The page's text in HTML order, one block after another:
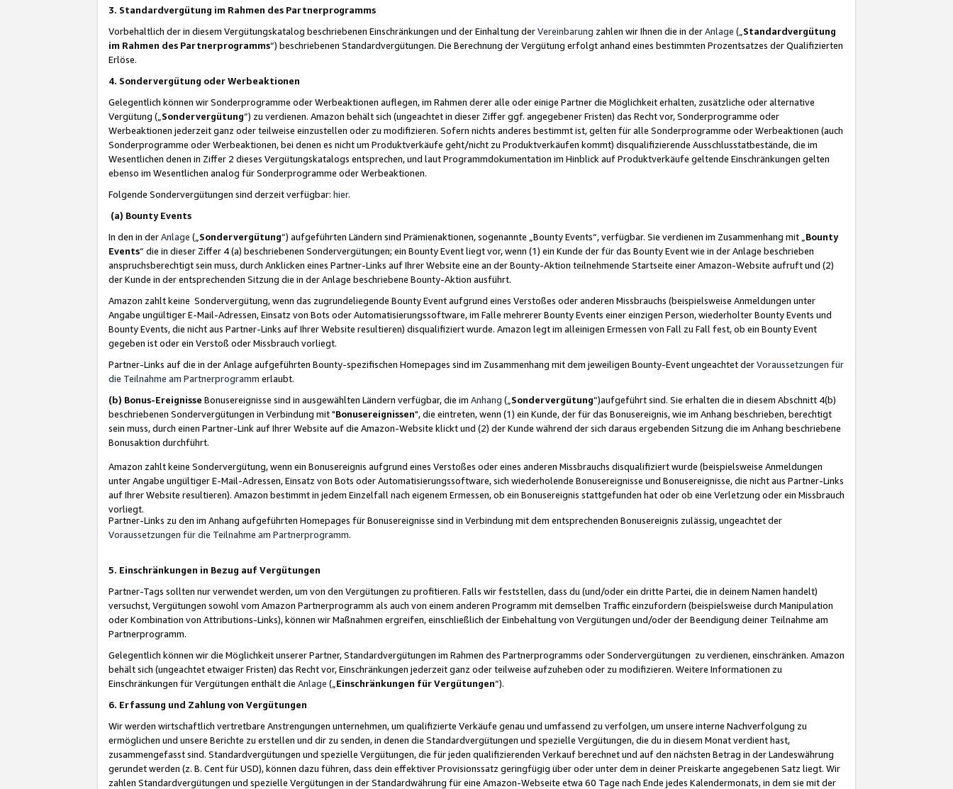
3. Standardvergütung im Rahmen des Partnerprogramms
Vorbehaltlich der in diesem Vergütungskatalog beschriebenen Einschränkungen und der Einhaltung derVereinbarung zahlen wir Ihnen die in derAnlage („ Standardvergütung
im Rahmen des Partnerprogramms“) beschriebenen Standardvergütungen. Die Berechnung der Vergütung erfolgt anhand eines bestimmten Prozentsatzes der Qualifizierten
Erlöse.
4. Sondervergütung oder Werbeaktionen
Gelegentlich können wir Sonderprogramme oder Werbeaktionen auflegen, im Rahmen derer alle oder einige Partner die Möglichkeit erhalten, zusätzliche oder alternative
Vergütung („ Sondervergütung”) zu verdienen. Amazon behält sich (ungeachtet in dieser Ziffer ggf. angegebener Fristen) das Recht vor, Sonderprogramme oder
Werbeaktionen jederzeit ganz oder teilweise einzustellen oder zu modifizieren. Sofern nichts anderes bestimmt ist, gelten für alle Sonderprogramme oder Werbeaktionen (auch
Sonderprogramme oder Werbeaktionen, bei denen es nicht um Produktverkäufe geht/nicht zu Produktverkäufen kommt) disqualifizierende Ausschlusstatbestände, die im
Wesentlichen denen in Ziffer 2 dieses Vergütungskatalogs entsprechen, und laut Programmdokumentation im Hinblick auf Produktverkäufe geltende Einschränkungen gelten
ebenso im Wesentlichen analog für Sonderprogramme oder Werbeaktionen.
Folgende Sondervergütungen sind derzeit verfügbar: hier.
(a) Bounty Events
In den in derAnlage („ Sondervergütung“) aufgeführten Ländern sind Prämienaktionen, sogenannte „Bounty Events“, verfügbar. Sie verdienen im Zusammenhang mit „ Bounty
Events“ die in dieser Ziffer 4 (a) beschriebenen Sondervergütungen; ein Bounty Event liegt vor, wenn (1) ein Kunde der für das Bounty Event wie in der Anlage beschrieben
anspruchsberechtigt sein muss, durch Anklicken eines Partner-Links auf Ihrer Website eine an der Bounty-Aktion teilnehmende Startseite einer Amazon-Website aufruft und (2)
der Kunde in der entsprechenden Sitzung die in der Anlage beschriebene Bounty-Aktion ausführt.
Amazon zahlt keine Sondervergütung, wenn das zugrundeliegende Bounty Event aufgrund eines Verstoßes oder anderen Missbrauchs (beispielsweise Anmeldungen unter
Angabe ungültiger E-Mail-Adressen, Einsatz von Bots oder Automatisierungssoftware, im Falle mehrerer Bounty Events einer einzigen Person, wiederholter Bounty Events und
Bounty Events, die nicht aus Partner-Links auf Ihrer Website resultieren) disqualifiziert wurde. Amazon legt im alleinigen Ermessen von Fall zu Fall fest, ob ein Bounty Event
gegeben ist oder ein Verstoß oder Missbrauch vorliegt.
Partner-Links auf die in der Anlage aufgeführten Bounty-spezifischen Homepages sind im Zusammenhang mit dem jeweiligen Bounty-Event ungeachtet derVoraussetzungen für
die Teilnahme am Partnerprogramm erlaubt.
(b) Bonus-Ereignisse Bonusereignisse sind in ausgewählten Ländern verfügbar, die im Anhang („ Sondervergütung“)aufgeführt sind. Sie erhalten die in diesem Abschnitt 4(b)
beschriebenen Sondervergütungen in Verbindung mit "Bonusereignissen", die eintreten, wenn (1) ein Kunde, der für das Bonusereignis, wie im Anhang beschrieben, berechtigt
sein muss, durch einen Partner-Link auf Ihrer Website auf die Amazon-Website klickt und (2) der Kunde während der sich daraus ergebenden Sitzung die im Anhang beschriebene
Bonusaktion durchführt.
Amazon zahlt keine Sondervergütung, wenn ein Bonusereignis aufgrund eines Verstoßes oder eines anderen Missbrauchs disqualifiziert wurde (beispielsweise Anmeldungen
unter Angabe ungültiger E-Mail-Adressen, Einsatz von Bots oder Automatisierungssoftware, sich wiederholende Bonusereignisse und Bonusereignisse, die nicht aus Partner-Links
auf Ihrer Website resultieren). Amazon bestimmt in jedem Einzelfall nach eigenem Ermessen, ob ein Bonusereignis stattgefunden hat oder ob eine Verletzung oder ein Missbrauch
vorliegt.
Partner-Links zu den im Anhang aufgeführten Homepages für Bonusereignisse sind in Verbindung mit dem entsprechenden Bonusereignis zulässig, ungeachtet der
Voraussetzungen für die Teilnahme am Partnerprogramm.
5. Einschränkungen in Bezug auf Vergütungen
Partner-Tags sollten nur verwendet werden, um von den Vergütungen zu profitieren. Falls wir feststellen, dass du (und/oder ein dritte Partei, die in deinem Namen handelt)
versuchst, Vergütungen sowohl vom Amazon Partnerprogramm als auch von einem anderen Programm mit demselben Traffic einzufordern (beispielsweise durch Manipulation
oder Kombination von Attributions-Links), können wir Maßnahmen ergreifen, einschließlich der Einbehaltung von Vergütungen und/oder der Beendigung deiner Teilnahme am
Partnerprogramm.
Gelegentlich können wir die Möglichkeit unserer Partner, Standardvergütungen im Rahmen des Partnerprogramms oder Sondervergütungen zu verdienen, einschränken. Amazon
behält sich (ungeachtet etwaiger Fristen) das Recht vor, Einschränkungen jederzeit ganz oder teilweise aufzuheben oder zu modifizieren. Weitere Informationen zu
Einschränkungen für Vergütungen enthält die Anlage („ Einschränkungen für Vergütungen“).
6. Erfassung und Zahlung von Vergütungen
Wir werden wirtschaftlich vertretbare Anstrengungen unternehmen, um qualifizierte Verkäufe genau und umfassend zu verfolgen, um unsere interne Nachverfolgung zu
ermöglichen und unsere Berichte zu erstellen und dir zu senden, in denen die Standardvergütungen und spezielle Vergütungen, die du in diesem Monat verdient hast,
zusammengefasst sind. Standardvergütungen und spezielle Vergütungen, die für jeden qualifizierenden Verkauf berechnet und auf den nächsten Betrag in der Landeswährung
gerundet werden (z. B. Cent für USD), können dazu führen, dass dein effektiver Provisionssatz geringfügig über oder unter dem in deiner Preiskarte angegebenen Satz liegt. Wir
zahlen Standardvergütungen und spezielle Vergütungen in der Standardwährung für eine Amazon-Webseite etwa 60 Tage nach Ende jedes Kalendermonats, in dem sie mit der